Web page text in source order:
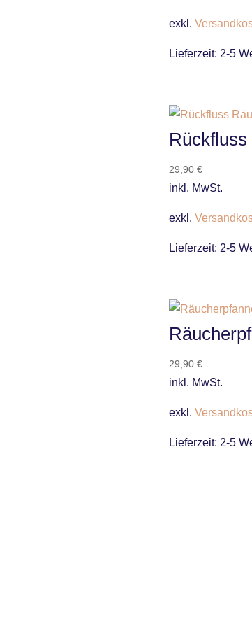
exkl.
Lieferzeit: 2-5
Rückfluss
29,90 €
inkl. MwSt.
exkl.
Lieferzeit: 2-5
29,90 €
inkl. MwSt.
exkl.
Lieferzeit: 2-5